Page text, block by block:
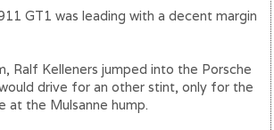
GT1 was leading with a decent margin
Ralf Kelleners jumped into the Porsche
drive for an other stint, only for the
at the Mulsanne hump.